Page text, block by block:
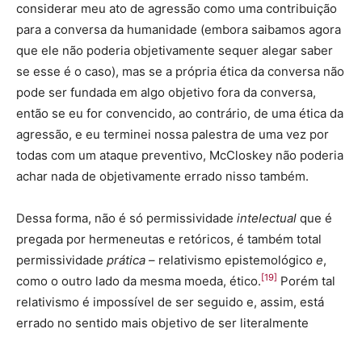
considerar meu ato de agressão como uma contribuição
para a conversa da humanidade (embora saibamos agora
que ele não poderia objetivamente sequer alegar saber
se esse é o caso), mas se a própria ética da conversa não
pode ser fundada em algo objetivo fora da conversa,
então se eu for convencido, ao contrário, de uma ética da
agressão, e eu terminei nossa palestra de uma vez por
todas com um ataque preventivo, McCloskey não poderia
achar nada de objetivamente errado nisso também.
Dessa forma, não é só permissividade intelectual que é
pregada por hermeneutas e retóricos, é também total
permissividade prática – relativismo epistemológico e,
como o outro lado da mesma moeda, ético. [19] Porém tal
relativismo é impossível de ser seguido e, assim, está
errado no sentido mais objetivo de ser literalmente